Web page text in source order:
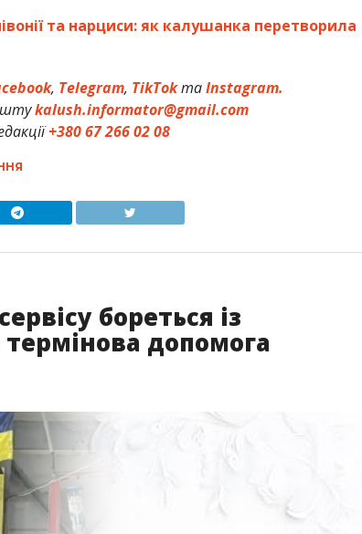
та нарциси: як калушанка перетворила
, Telegram, TikTokтаInstagram.
kalush.informator@gmail.com
+380 67 266 02 08
бореться із
допомога